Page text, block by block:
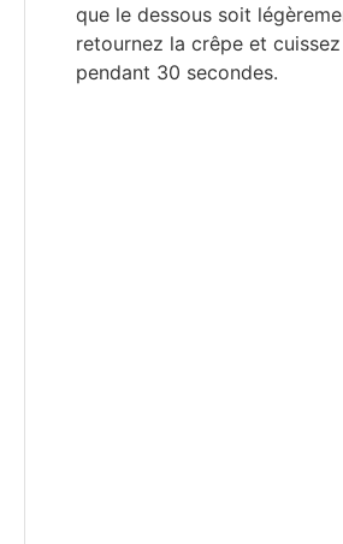
que le dessous soit
retournez la crêpe et cuissez
pendant 30 secondes.